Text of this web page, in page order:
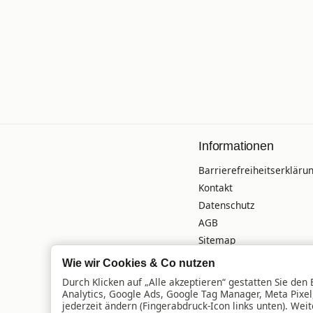
Informationen
Kontakt
Datenschutz
AGB
Sitemap
Batteriegesetzhinweise
Widerrufsrecht
Wie wir Cookies & Co nutzen
Durch Klicken auf „Alle akzeptieren“ gestatten Sie
Analytics, Google Ads, Google Tag Manager, Meta
jederzeit ändern (Fingerabdruck-Icon links unten).